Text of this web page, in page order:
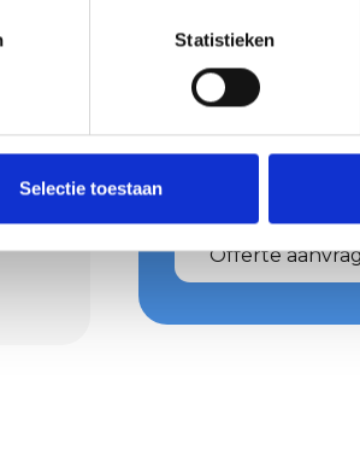
Statistieken
Selectie toestaan
Vraag
Ben je benieuwd
kosten daaraan
offerte aan. Je
Offerte